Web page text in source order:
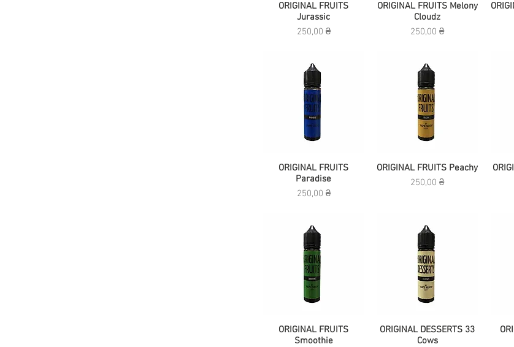
Быстрый просмотр
ORIGINAL FRUITS
Jurassic
Цена
250,00 ₴
Быстрый просмотр
ORIGINAL FRUITS Melony
Cloudz
Цена
250,00 ₴
Быстрый просмотр
ORIGINAL FRUITS
Paradise
Цена
250,00 ₴
Быстрый просмотр
ORIGINAL FRUITS Peachy
Цена
250,00 ₴
Быстрый просмотр
ORIGINAL FRUITS
Smoothie
Быстрый просмотр
ORIGINAL DESSERTS 33
Cows